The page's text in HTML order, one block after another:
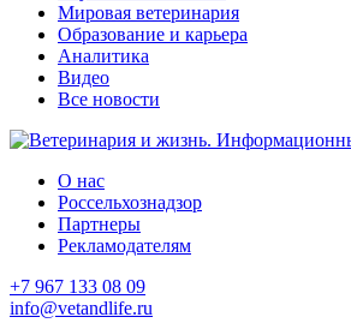
Мировая ветеринария
Образование и карьера
Аналитика
Видео
Все новости
О нас
Россельхознадзор
Партнеры
Рекламодателям
+7 967 133 08 09
info@vetandlife.ru